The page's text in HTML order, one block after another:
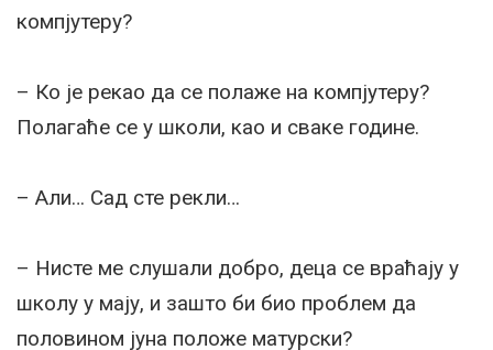
компјутеру?
– Ко је рекао да се полаже на компјутеру?
Полагаће се у школи, као и сваке године.
– Али… Сад сте рекли…
– Нисте ме слушали добро, деца се враћају у
школу у мају, и зашто би био проблем да
половином јуна положе матурски?